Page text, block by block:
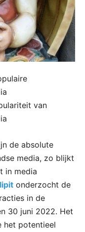
van
de absolute
media, zo blijkt
in media
onderzocht de
in de
30 juni 2022. Het
het potentieel